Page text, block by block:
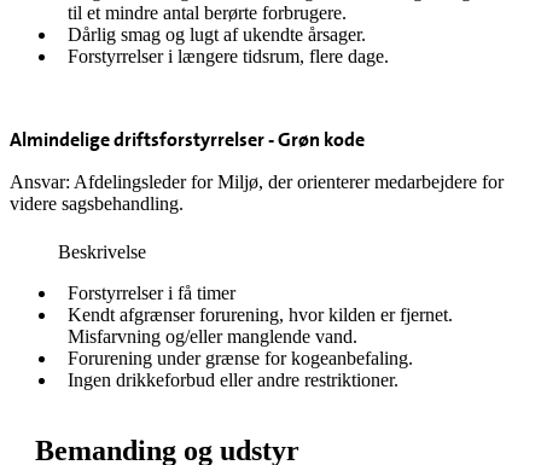
til et mindre antal berørte forbrugere.
Dårlig smag og lugt af ukendte årsager.
Forstyrrelser i længere tidsrum, flere dage.
Almindelige driftsforstyrrelser - Grøn kode
Ansvar: Afdelingsleder for Miljø, der orienterer medarbejdere for
videre sagsbehandling.
Beskrivelse
Forstyrrelser i få timer
Kendt afgrænser forurening, hvor kilden er fjernet.
Misfarvning og/eller manglende vand.
Forurening under grænse for kogeanbefaling.
Ingen drikkeforbud eller andre restriktioner.
Bemanding og udstyr